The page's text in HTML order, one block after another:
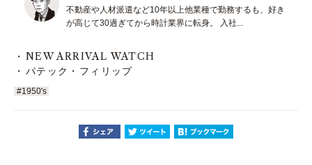
不動産や人材派遣など10年以上他業種で勤務するも、好き
が高じて30過ぎてから時計業界に転身。 入社...
NEW ARRIVAL WATCH
パテック・フィリップ
#1950's